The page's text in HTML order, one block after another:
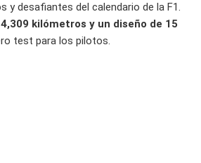
desafiantes del calendario de la F1.
4,309 kilómetros y un diseño de 15
test para los pilotos.